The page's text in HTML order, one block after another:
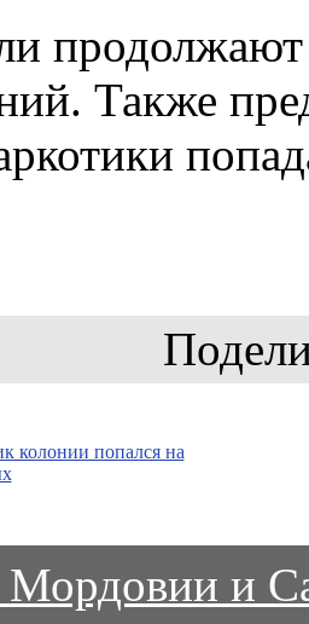
продолжают
Также
колонии попался на
и